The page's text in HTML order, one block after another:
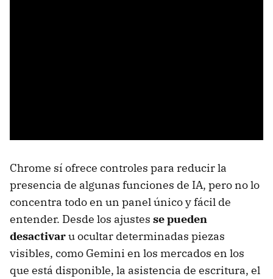
Chrome sí ofrece controles para reducir la
presencia de algunas funciones de IA, pero no lo
concentra todo en un panel único y fácil de
entender. Desde los ajustes se pueden
desactivaru ocultar determinadas piezas
visibles, como Gemini en los mercados en los
que está disponible, la asistencia de escritura, el